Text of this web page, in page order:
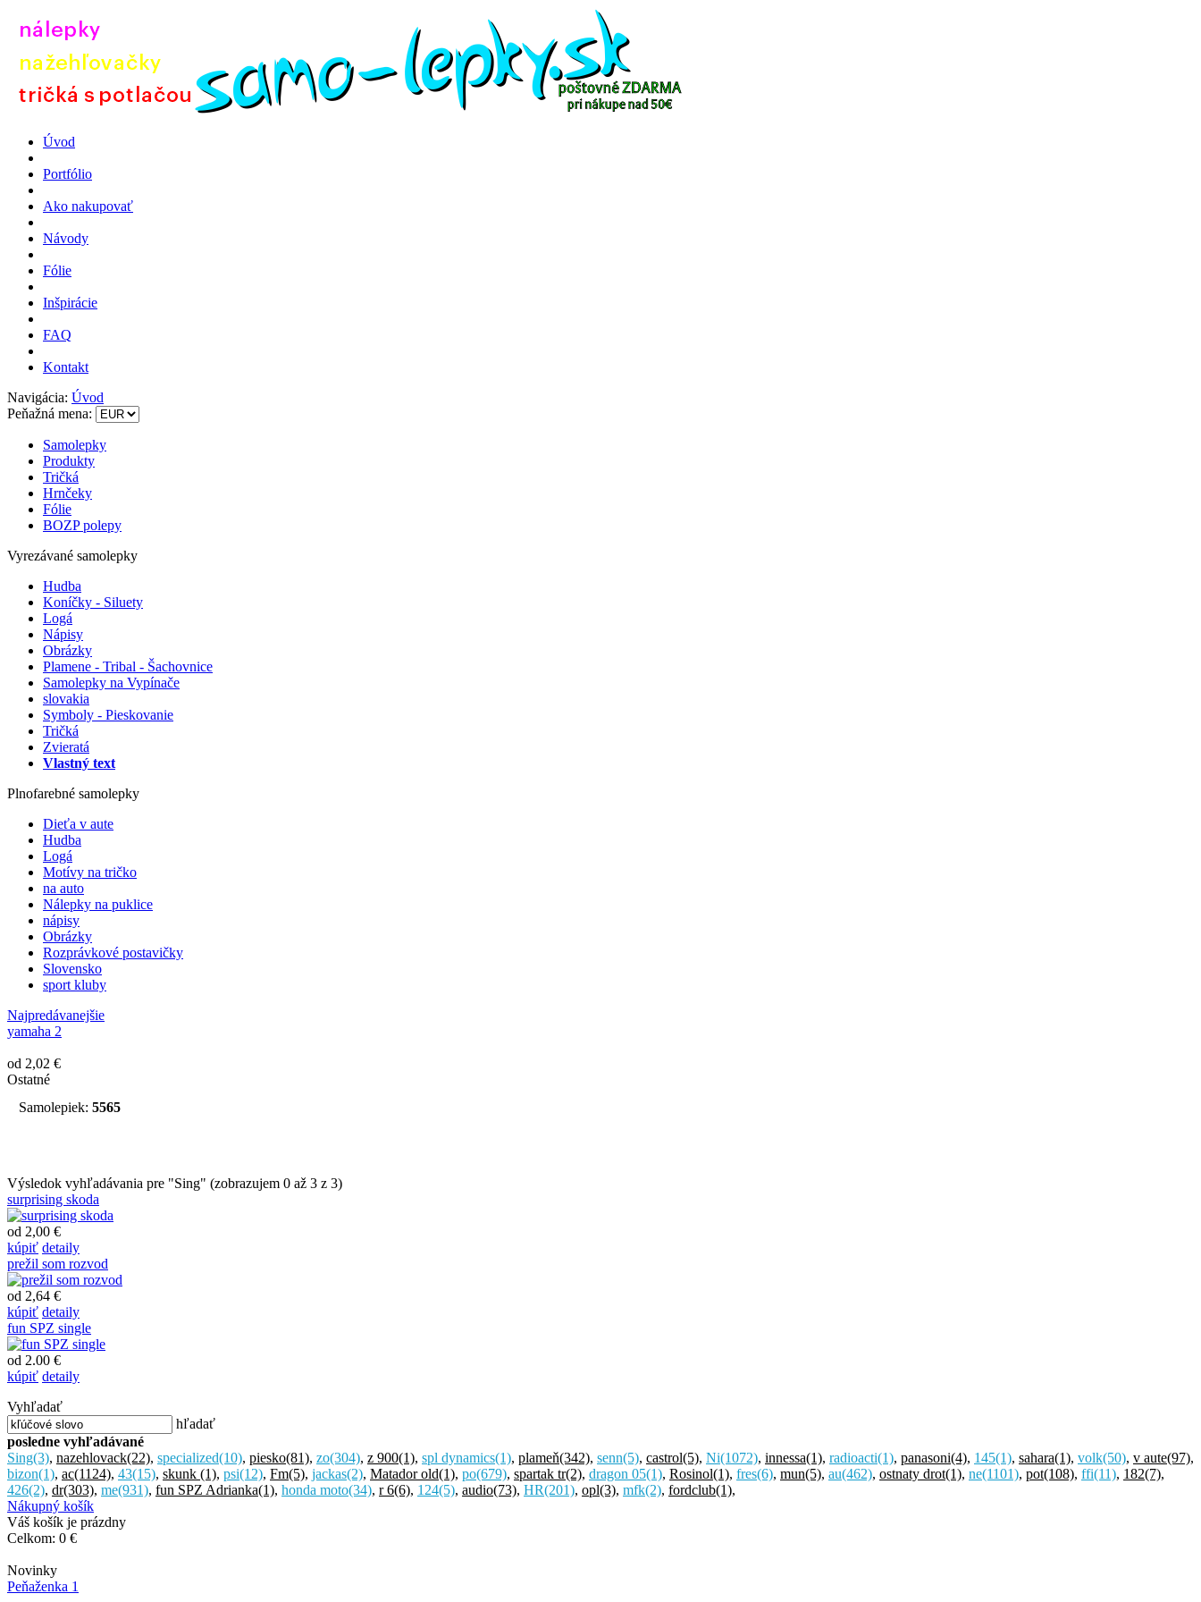
Úvod
Portfólio
Ako nakupovať
Návody
Fólie
Inšpirácie
FAQ
Kontakt
Navigácia: Úvod
Peňažná mena:
Samolepky
Produkty
Tričká
Hrnčeky
Fólie
BOZP polepy
Vyrezávané samolepky
Hudba
Koníčky - Siluety
Logá
Nápisy
Obrázky
Plamene - Tribal - Šachovnice
Samolepky na Vypínače
slovakia
Symboly - Pieskovanie
Tričká
Zvieratá
Vlastný text
Plnofarebné samolepky
Dieťa v aute
Hudba
Logá
Motívy na tričko
na auto
Nálepky na puklice
nápisy
Obrázky
Rozprávkové postavičky
Slovensko
sport kluby
Najpredávanejšie
yamaha 2
od 2,02 €
Ostatné
Samolepiek: 5565
Výsledok vyhľadávania pre "Sing" (zobrazujem 0 až 3 z 3)
surprising skoda
od 2,00 €
kúpiť detaily
prežil som rozvod
od 2,64 €
kúpiť detaily
fun SPZ single
od 2.00 €
kúpiť detaily
Vyhľadať
hľadať
posledne vyhľadávané
Sing(3), nazehlovack(22), specialized(10), piesko(81), zo(304), z 900(1), spl dynamics(1), plameň(342), senn(5), castrol(5), Ni(1072), innessa(1), radioacti(1), panasoni(4), 145(1), sahara(1), volk(50), v aute(97),
bizon(1), ac(1124), 43(15), skunk (1), psi(12), Fm(5), jackas(2), Matador old(1), po(679), spartak tr(2), dragon 05(1), Rosinol(1), fres(6), mun(5), au(462), ostnaty drot(1), ne(1101), pot(108), ffi(11), 182(7),
426(2), dr(303), me(931), fun SPZ Adrianka(1), honda moto(34), r 6(6), 124(5), audio(73), HR(201), opl(3), mfk(2), fordclub(1),
Nákupný košík
Váš košík je prázdny
Celkom: 0 €
Novinky
Peňaženka 1